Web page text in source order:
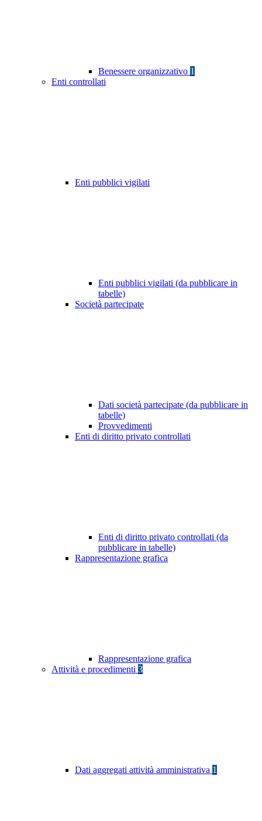
Benessere organizzativo 1
Enti controllati
Enti pubblici vigilati
Enti pubblici vigilati (da pubblicare in
tabelle)
Società partecipate
Dati società partecipate (da pubblicare in
tabelle)
Provvedimenti
Enti di diritto privato controllati
Enti di diritto privato controllati (da
pubblicare in tabelle)
Rappresentazione grafica
Rappresentazione grafica
Attività e procedimenti 3
Dati aggregati attività amministrativa 1